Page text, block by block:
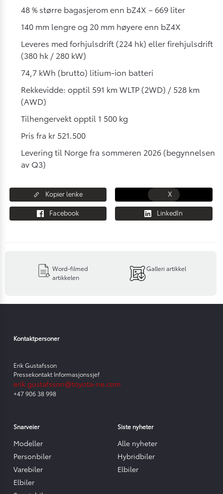
48 % større bagasjerom enn bZ4X – 669 liter
140 mm lengre og 20 mm høyere enn bZ4X
Leveres med forhjulsdrift (224 hk) eller firehjulsdrift
(380 hk / 280 kW)
74,7 kWh (brutto) litium-ion batteri
Rekkevidde: opptil 591 km WLTP (2WD) / 528 km
(AWD)
Tilhengervekt opptil 1 500 kg
Pris fra kr 521.500
Levering til Norge fra sommeren 2026 (begynnelsen
av Q3)
Kopier lenke X
Facebook LinkedIn
Word-filmed
artikkelen
Galleri artikkel
Kontaktpersoner
Erik Gustafsson
Pressekontakt Informasjonssjef
erik.gustafsson@toyota-ne.com
+47 906 38 998
Snarveier
Modeller
Personbiler
Varebiler
Elbiler
Siste nyheter
Alle nyheter
Hybridbiler
Elbiler